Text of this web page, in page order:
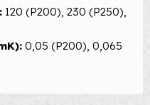
120 (P200), 230 (P250),
0,05 (P200), 0,065